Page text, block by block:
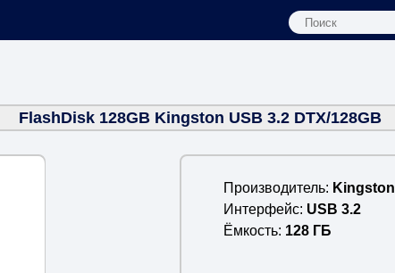
FlashDisk 128GB Kingston USB 3.2 DTX/128GB
Производитель
Kingston
Интерфейс USB 3.2
Ёмкость 128 ГБ